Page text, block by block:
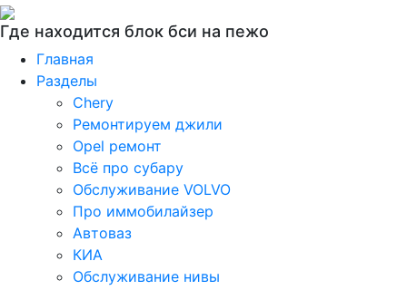
Где находится блок бси на пежо
Главная
Разделы
Chery
Ремонтируем джили
Opel ремонт
Всё про субару
Обслуживание VOLVO
Про иммобилайзер
Автоваз
КИА
Обслуживание нивы